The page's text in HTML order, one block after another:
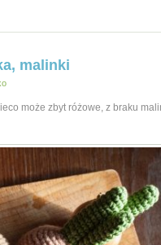
malinki
może zbyt różowe, z braku